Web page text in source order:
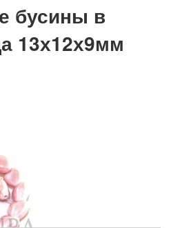
бусины в
13х12х9мм